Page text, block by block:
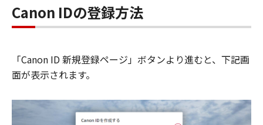
Canon IDの登録方法
「Canon ID 新規登録ページ」ボタンより進むと、下記画
面が表示されます。